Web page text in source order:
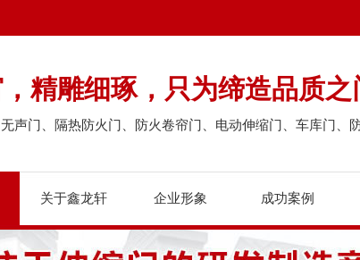
精雕细琢，只为缔造品质之
声门、隔热防火门、防火卷帘门、电动伸缩门、车库门、
关于鑫龙轩 企业形象 成功案例